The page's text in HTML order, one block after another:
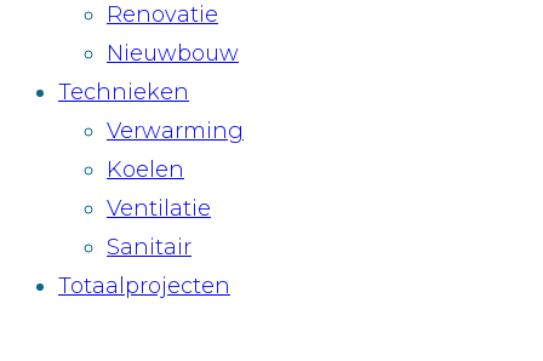
Renovatie
Nieuwbouw
Technieken
Verwarming
Koelen
Ventilatie
Sanitair
Totaalprojecten